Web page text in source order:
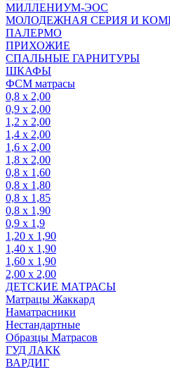
МИЛЛЕНИУМ-ЭОС
МОЛОДЕЖНАЯ СЕРИЯ И
ПАЛЕРМО
ПРИХОЖИЕ
СПАЛЬНЫЕ ГАРНИТУРЫ
ШКАФЫ
ФСМ матрасы
0,8 х 2,00
0,9 х 2,00
1,2 х 2,00
1,4 х 2,00
1,6 х 2,00
1,8 х 2,00
0,8 х 1,60
0,8 х 1,80
0,8 х 1,85
0,8 х 1,90
0,9 х 1,9
1,20 х 1,90
1,40 х 1,90
1,60 х 1,90
2,00 х 2,00
ДЕТСКИЕ МАТРАСЫ
Матрацы Жаккард
Наматрасники
Нестандартные
Образцы Матрасов
ГУД ЛАКК
ВАРДИГ